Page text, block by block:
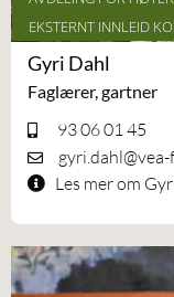
EKSTERNT INNLEID
Gyri Dahl
Faglærer, gartner
93 06 01 45
gyri.dahl@vea-
Les mer om